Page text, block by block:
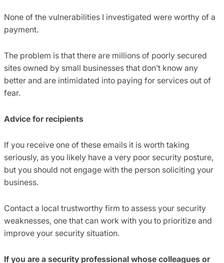
None of the vulnerabilities I investigated were worthy of a
payment.
The problem is that there are millions of poorly secured
sites owned by small businesses that don’t know any
better and are intimidated into paying for services out of
fear.
Advice for recipients
If you receive one of these emails it is worth taking
seriously, as you likely have a very poor security posture,
but you should not engage with the person soliciting your
business.
Contact a local trustworthy firm to assess your security
weaknesses, one that can work with you to prioritize and
improve your security situation.
If you are a security professional whose colleagues or